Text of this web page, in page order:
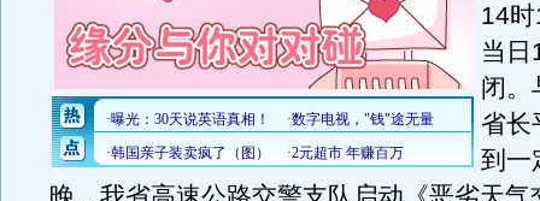
14
当日
闭。
省长
到一